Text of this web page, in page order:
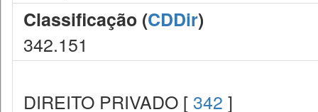
Classificação (CDDir)
342.151
DIREITO PRIVADO [ 342 ]